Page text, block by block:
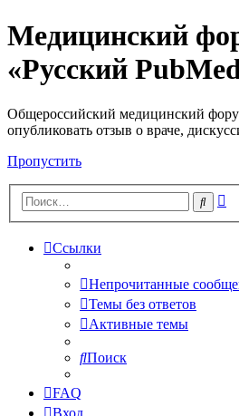
Медицинский
«Русский
Общероссийский медицинский
опубликовать отзыв о враче,
Пропустить
Поиск
Ссылки
Непрочитанные
Темы без ответов
Активные темы
Поиск
FAQ